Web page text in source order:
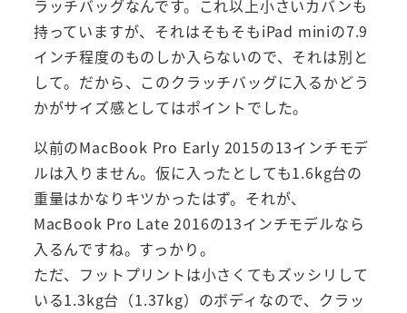
ラッチバッグなんです。これ以上小さいカバンも
持っていますが、それはそもそもiPad miniの7.9
インチ程度のものしか入らないので、それは別と
して。だから、このクラッチバッグに入るかどう
かがサイズ感としてはポイントでした。
以前のMacBook Pro Early 2015の13インチモデ
ルは入りません。仮に入ったとしても1.6kg台の
重量はかなりキツかったはず。それが、
MacBook Pro Late 2016の13インチモデルなら
入るんですね。すっかり。
ただ、フットプリントは小さくてもズッシリして
いる1.3kg台（1.37kg）のボディなので、クラッ